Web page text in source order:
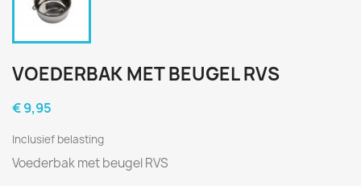
VOEDERBAK MET BEUGEL RVS
€ 9,95
Inclusief belasting
Voederbak met beugel RVS